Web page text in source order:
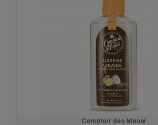
Comptoir des Monoï